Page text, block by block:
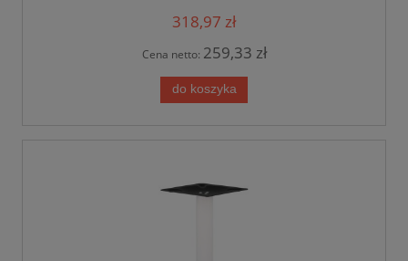
318,97 zł
Cena netto: 259,33 zł
do koszyka